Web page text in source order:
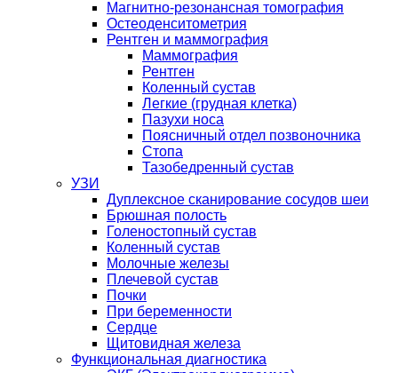
Магнитно-резонансная томография
Остеоденситометрия
Рентген и маммография
Маммография
Рентген
Коленный сустав
Легкие (грудная клетка)
Пазухи носа
Поясничный отдел позвоночника
Стопа
Тазобедренный сустав
УЗИ
Дуплексное сканирование сосудов шеи
Брюшная полость
Голеностопный сустав
Коленный сустав
Молочные железы
Плечевой сустав
Почки
При беременности
Сердце
Щитовидная железа
Функциональная диагностика